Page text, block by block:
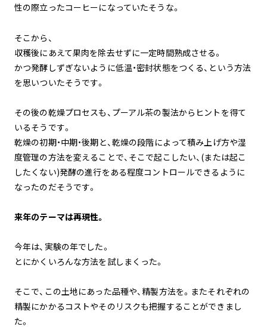
性の際立ったコーヒーになっていたそうな。
そこから、
収穫後にあえて果肉を除去せずに一定時間熟成させる。
かつ発酵しずぎないように低温・密封状態をつくる、という方法
を思いついたそうです。
その後の乾燥プロセスも、プーアル茶の製法からヒントを得て
いるそうです。
乾燥の初期・中期・後期と、乾燥の段階によって積み上げ方や湿
度管理の方法を変えることで、そこで起こしたい、(または起こ
したくない)発酵の進行をある程度コントロールできるように
なったのだそうです。
来年のテーマは再現性。
今年は、実験の年でした。
とにかくいろんな方法を試しまくった。
そこで、この土地にあった品種や、精製方法を。またそれぞれの
精製にかかるコストやそのリスクも把握することができまし
た。